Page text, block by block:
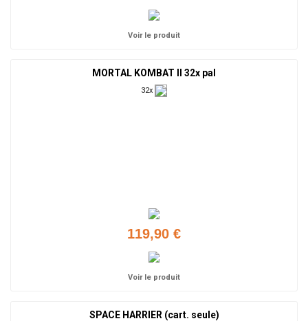
Voir le produit
MORTAL KOMBAT II 32x pal
32x
119,90 €
Voir le produit
SPACE HARRIER (cart. seule)